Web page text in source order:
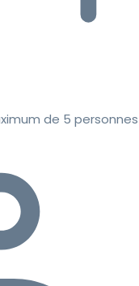
de 5 personnes